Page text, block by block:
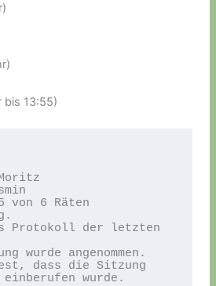
bis 13:55)
von 6 Räten
Protokoll der letzten
wurde angenommen.
dass die Sitzung
einberufen wurde.